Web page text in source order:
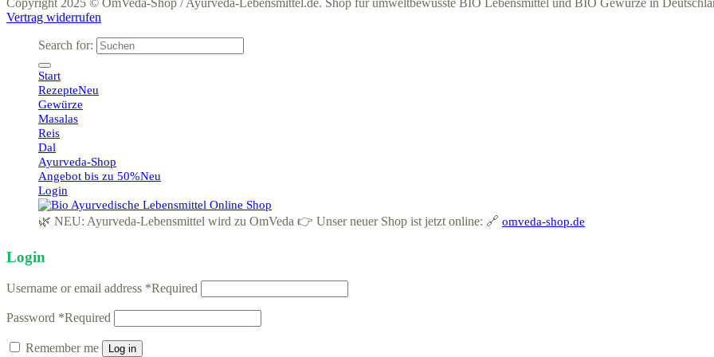
Vertrag widerrufen
Search for:
Start
Rezepte
Gewürze
Masalas
Reis
Dal
Ayurveda-Shop
Angebot bis zu 50%
Login
🌿 NEU: Ayurveda-Lebensmittel wird zu OmVeda 👉 Unser neuer Shop ist jetzt online: 🔗 omveda-shop.de
Login
Username or email address *Required
Password *Required
Remember me Log in